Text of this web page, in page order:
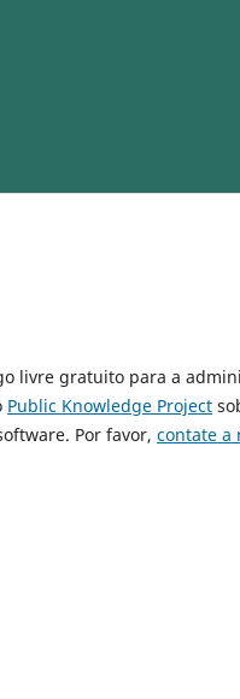
livre gratuito para a
Public Knowledge Project
Por favor, contate a